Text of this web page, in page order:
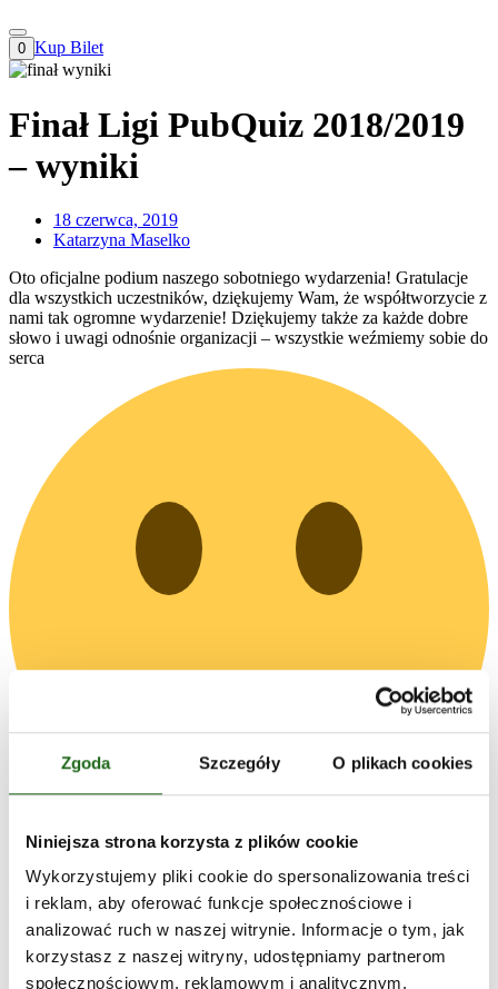
Zgoda Szczegóły O plikach cookies
Niniejsza strona korzysta z plików cookie
Wykorzystujemy pliki cookie do spersonalizowania treści
i reklam, aby oferować funkcje społecznościowe i
analizować ruch w naszej witrynie. Informacje o tym, jak
korzystasz z naszej witryny, udostępniamy partnerom
społecznościowym, reklamowym i analitycznym.
0 Kup Bilet
Finał Ligi PubQuiz 2018/2019
– wyniki
18 czerwca, 2019
Katarzyna Maselko
Oto oficjalne podium naszego sobotniego wydarzenia! Gratulacje
dla wszystkich uczestników, dziękujemy Wam, że współtworzycie z
nami tak ogromne wydarzenie! Dziękujemy także za każde dobre
słowo i uwagi odnośnie organizacji – wszystkie weźmiemy sobie do
serca
Finał Ligi oficjalnie kończy cały sezon. Powoli wkraczamy w okres
wakacji, co nie oznacza, że w Waszym mieście nie będzie
PubQuizu